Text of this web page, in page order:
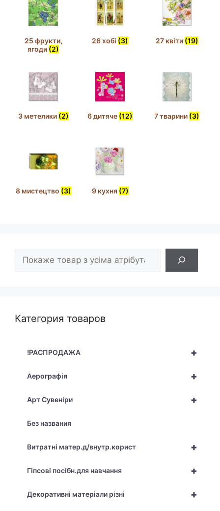
25 фрукти,
ягоди (2)
26 хобі (3) 27 квіти (19)
3 метелики (2) 6 дитяче (12) 7 тварини (3)
8 мистецтво (3) 9 кухня (7)
Категория товаров
+
!РАСПРОДАЖА
+
Аерографія
+
Арт Сувеніри
Без названия
+
Витратні матер.д/внутр.корист
+
Гіпсові посібн.для навчання
+
Декоративні матеріали різні